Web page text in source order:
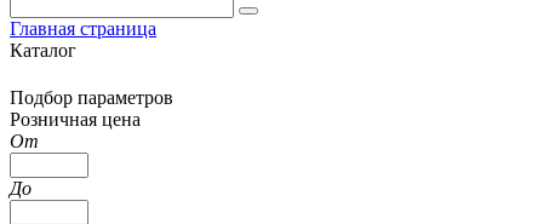
Главная страница
Каталог
Подбор параметров
Розничная цена
От
До